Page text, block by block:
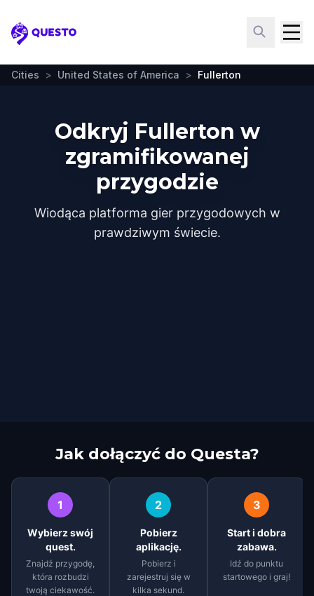
Questo
Cities > United States of America > Fullerton
Odkryj Fullerton w
zgramifikowanej
przygodzie
Wiodąca platforma gier przygodowych w
prawdziwym świecie.
Jak dołączyć do Questa?
1
Wybierz swój
quest.
Znajdź przygodę,
która rozbudzi
twoją ciekawość.
2
Pobierz
aplikację.
Pobierz i
zarejestruj się w
kilka sekund.
3
Start i dobra
zabawa.
Idź do punktu
startowego i graj!